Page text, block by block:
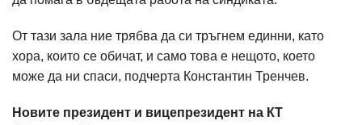
От тази зала ние трябва да си тръгнем единни, като
хора, които се обичат, и само това е нещото, което
може да ни спаси, подчерта Константин Тренчев.
Новите президент и вицепрезидент на КТ